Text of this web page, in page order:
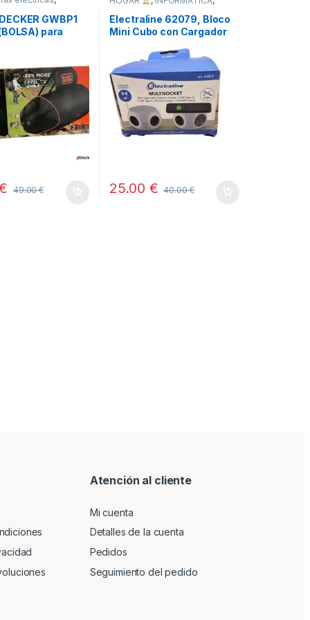
GWBP1
para
49.00€
Electraline 62079, Bloco
Mini Cubo con Cargador
25.00 € 40.00€
Atención al cliente
Mi cuenta
Detalles de la cuenta
Pedidos
Seguimiento del pedido